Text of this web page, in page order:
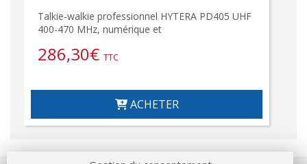
Talkie-walkie professionnel HYTERA PD405 UHF
400-470 MHz, numérique et
286,30€ TTC
ACHETER